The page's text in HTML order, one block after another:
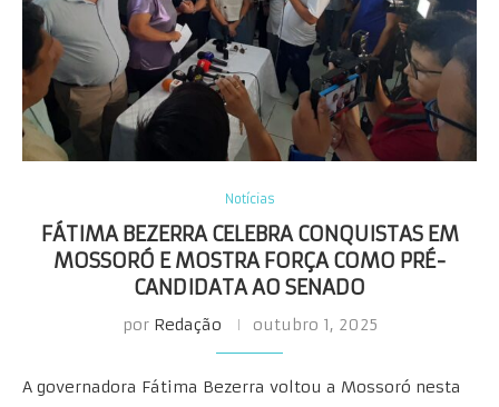
Notícias
FÁTIMA BEZERRA CELEBRA CONQUISTAS EM
MOSSORÓ E MOSTRA FORÇA COMO PRÉ-
CANDIDATA AO SENADO
por Redação outubro 1, 2025
A governadora Fátima Bezerra voltou a Mossoró nesta